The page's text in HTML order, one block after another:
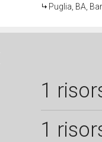
Puglia, BA,
1
1